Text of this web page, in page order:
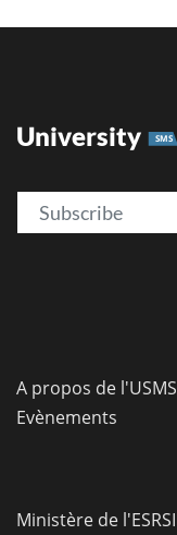
University SMS
Email
A propos de l'USMS
Evènements
Ministère de l'ESRSI